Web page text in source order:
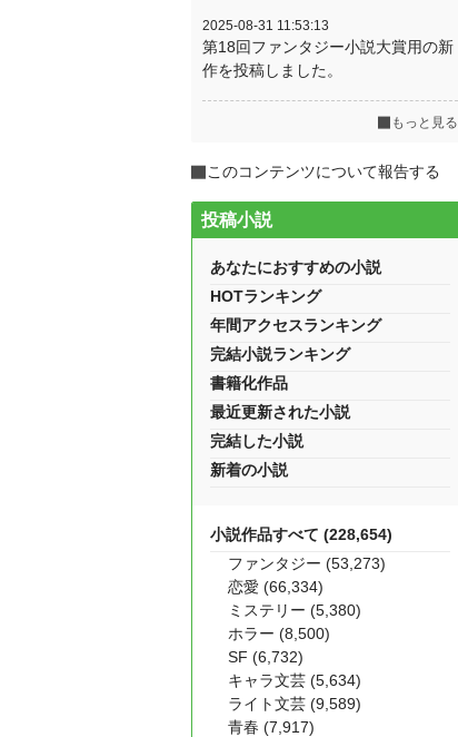
2025-08-31 11:53:13
第18回ファンタジー小説大賞用の新
作を投稿しました。
もっと見る
このコンテンツについて報告する
投稿小説
あなたにおすすめの小説
HOTランキング
年間アクセスランキング
完結小説ランキング
書籍化作品
最近更新された小説
完結した小説
新着の小説
小説作品すべて (228,654)
ファンタジー (53,273)
恋愛 (66,334)
ミステリー (5,380)
ホラー (8,500)
SF (6,732)
キャラ文芸 (5,634)
ライト文芸 (9,589)
青春 (7,917)